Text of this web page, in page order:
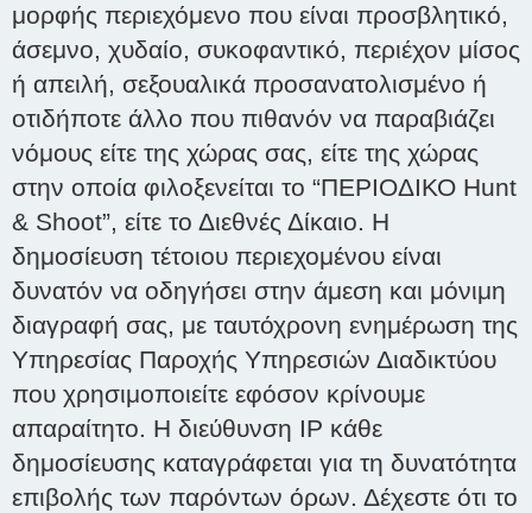
μορφής περιεχόμενο που είναι προσβλητικό,
άσεμνο, χυδαίο, συκοφαντικό, περιέχον μίσος
ή απειλή, σεξουαλικά προσανατολισμένο ή
οτιδήποτε άλλο που πιθανόν να παραβιάζει
νόμους είτε της χώρας σας, είτε της χώρας
στην οποία φιλοξενείται το “ΠΕΡΙΟΔΙΚΟ Hunt
& Shoot”, είτε το Διεθνές Δίκαιο. Η
δημοσίευση τέτοιου περιεχομένου είναι
δυνατόν να οδηγήσει στην άμεση και μόνιμη
διαγραφή σας, με ταυτόχρονη ενημέρωση της
Υπηρεσίας Παροχής Υπηρεσιών Διαδικτύου
που χρησιμοποιείτε εφόσον κρίνουμε
απαραίτητο. Η διεύθυνση IP κάθε
δημοσίευσης καταγράφεται για τη δυνατότητα
επιβολής των παρόντων όρων. Δέχεστε ότι το